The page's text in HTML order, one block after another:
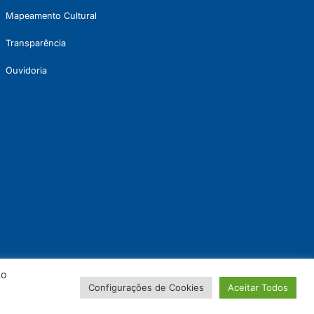
Mapeamento Cultural
Transparência
Ouvidoria
Configurações de Cookies Aceitar Todos